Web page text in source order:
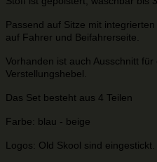
Passend auf Sitze mit
auf Fahrer und Beifahrerseite.
Vorhanden ist auch Ausschnitt
Verstellungshebel.
Das Set besteht aus 4 Teilen
Farbe: blau - beige
Logos: Old Skool sind eingestickt.